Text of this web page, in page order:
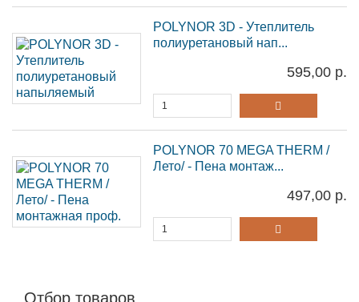
Отбор товаров
POLYNOR 3D - Утеплитель
полиуретановый нап...
595,00 р.
POLYNOR 70 MEGA THERM /
Лето/ - Пена монтаж...
497,00 р.